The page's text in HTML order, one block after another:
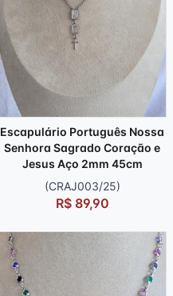
Escapulário Português Nossa
Senhora Sagrado Coração e
Jesus Aço 2mm 45cm
(CRAJ003/25)
R$ 89,90